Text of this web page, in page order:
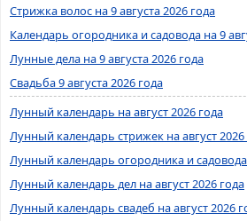
Стрижка волос на 9 августа 2026 года
Календарь огородника и садовода на 9
Лунные дела на 9 августа 2026 года
Свадьба 9 августа 2026 года
Лунный календарь на август 2026 года
Лунный календарь стрижек на август 2026
Лунный календарь огородника и садовода
Лунный календарь дел на август 2026 года
Лунный календарь свадеб на август 2026